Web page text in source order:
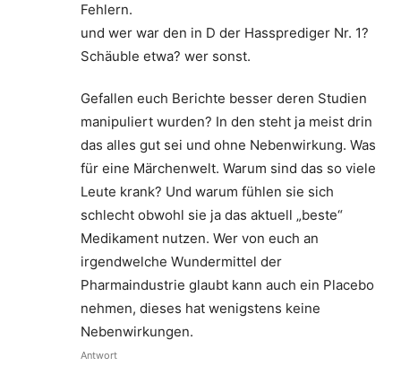
Fehlern.
und wer war den in D der Hassprediger Nr. 1?
Schäuble etwa? wer sonst.
Gefallen euch Berichte besser deren Studien
manipuliert wurden? In den steht ja meist drin
das alles gut sei und ohne Nebenwirkung. Was
für eine Märchenwelt. Warum sind das so viele
Leute krank? Und warum fühlen sie sich
schlecht obwohl sie ja das aktuell „beste“
Medikament nutzen. Wer von euch an
irgendwelche Wundermittel der
Pharmaindustrie glaubt kann auch ein Placebo
nehmen, dieses hat wenigstens keine
Nebenwirkungen.
Antwort